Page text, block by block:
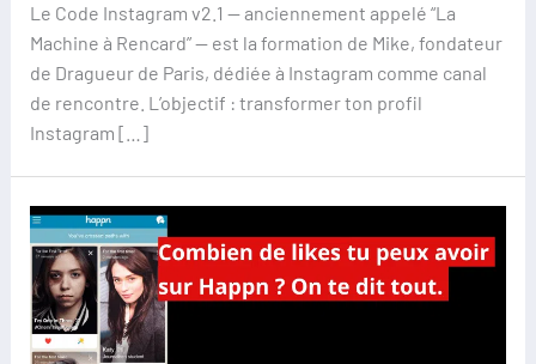
Le Code Instagram v2.1 — anciennement appelé “La
Machine à Rencard” — est la formation de Mike, fondateur
de Dragueur de Paris, dédiée à Instagram comme canal
de rencontre. L’objectif : transformer ton profil
Instagram […]